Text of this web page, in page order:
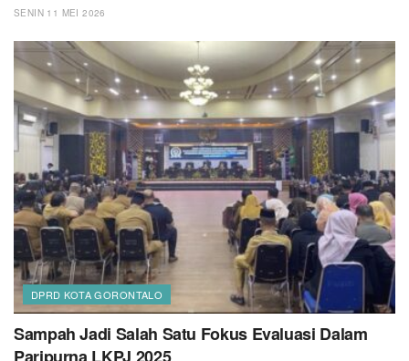
SENIN 11 MEI 2026
DPRD KOTA GORONTALO
Sampah Jadi Salah Satu Fokus Evaluasi Dalam